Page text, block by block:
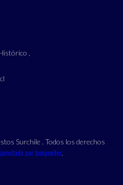
,
Surchile . Todos los derechos
por Jumpseller.